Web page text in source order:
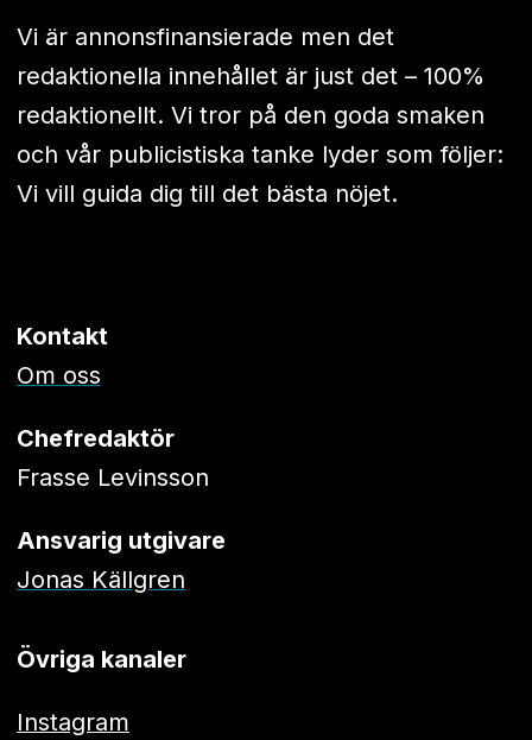
Vi är annonsfinansierade men det
redaktionella innehållet är just det – 100%
redaktionellt. Vi tror på den goda smaken
och vår publicistiska tanke lyder som följer:
Vi vill guida dig till det bästa nöjet.
Kontakt
Om oss
Chefredaktör
Frasse Levinsson
Ansvarig utgivare
Jonas Källgren
Övriga kanaler
Instagram